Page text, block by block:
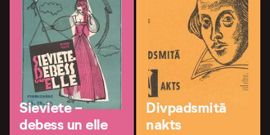
Sieviete -
debess un elle
Divpadsmitā
nakts